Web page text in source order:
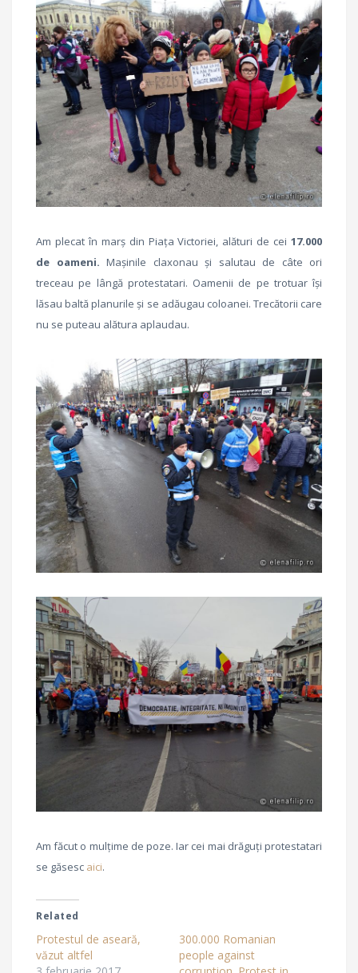
Am plecat în marș din Piața Victoriei, alături de cei 17.000
de oameni. Mașinile claxonau și salutau de câte ori
treceau pe lângă protestatari. Oamenii de pe trotuar își
lăsau baltă planurile și se adăugau coloanei. Trecătorii care
nu se puteau alătura aplaudau.
Am făcut o mulțime de poze. Iar cei mai drăguți protestatari
se găsesc aici.
Related
Protestul de aseară,
văzut altfel
300.000 Romanian
people against